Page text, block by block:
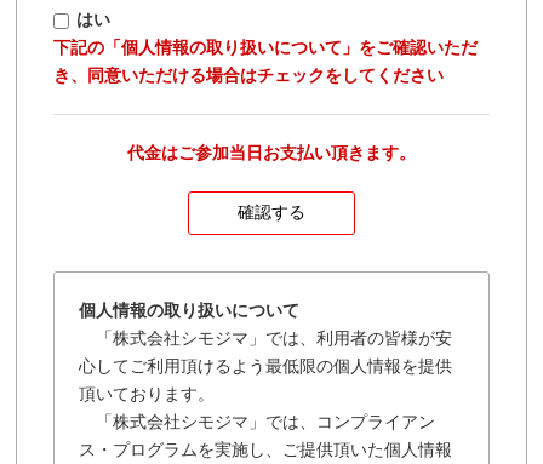
はい
下記の「個人情報の取り扱いについて」をご確認いただ
き、同意いただける場合はチェックをしてください
代金はご参加当日お支払い頂きます。
個人情報の取り扱いについて
「株式会社シモジマ」では、利用者の皆様が安
心してご利用頂けるよう最低限の個人情報を提供
頂いております。
「株式会社シモジマ」では、コンプライアン
ス・プログラムを実施し、ご提供頂いた個人情報